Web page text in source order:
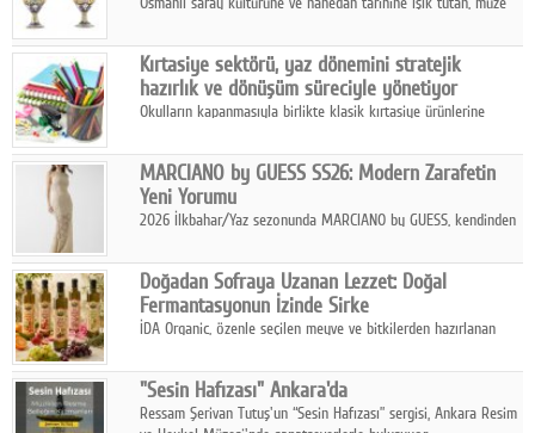
Ağustos'ta Arthill Müzecilik'in düzenleyeceği özel müzayedede
koleksiyonerlerle buluşuyor
Kırtasiye sektörü, yaz dönemini stratejik
hazırlık ve dönüşüm süreciyle yönetiyor
Okulların kapanmasıyla birlikte klasik kırtasiye ürünlerine
sanat ve eğitici aktivite ürünleriyle dinamik bir biçimde
geçiriyor.
MARCIANO by GUESS SS26: Modern Zarafetin
Yeni Yorumu
2026 İlkbahar/Yaz sezonunda MARCIANO by GUESS, kendinden
Doğadan Sofraya Uzanan Lezzet: Doğal
Fermantasyonun İzinde Sirke
İDA Organic, özenle seçilen meyve ve bitkilerden hazırlanan
sofralarına taşıyor.
"Sesin Hafızası" Ankara'da
Ressam Şerivan Tutuş'un “Sesin Hafızası” sergisi, Ankara Resim